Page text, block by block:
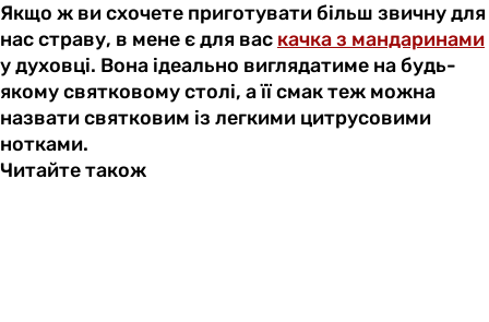
Якщо ж ви схочете приготувати більш звичну для
нас страву, в мене є для вас качка з мандаринами
у духовці. Вона ідеально виглядатиме на будь-
якому святковому столі, а її смак теж можна
назвати святковим із легкими цитрусовими
нотками.
Читайте також